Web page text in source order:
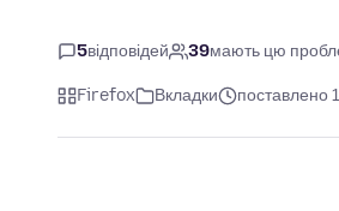
5відповідей 39мають цю
Firefox Вкладки поставлено